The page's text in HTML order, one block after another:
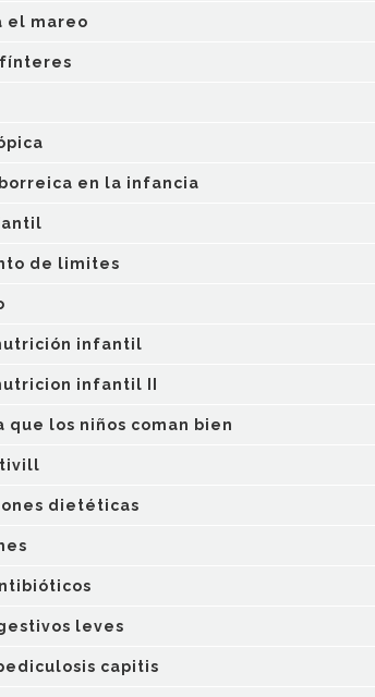
el mareo
en la infancia
de limites
infantil
infantil II
que los niños coman bien
dietéticas
leves
capitis